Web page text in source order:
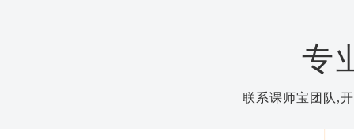
专
联系课师宝团队,